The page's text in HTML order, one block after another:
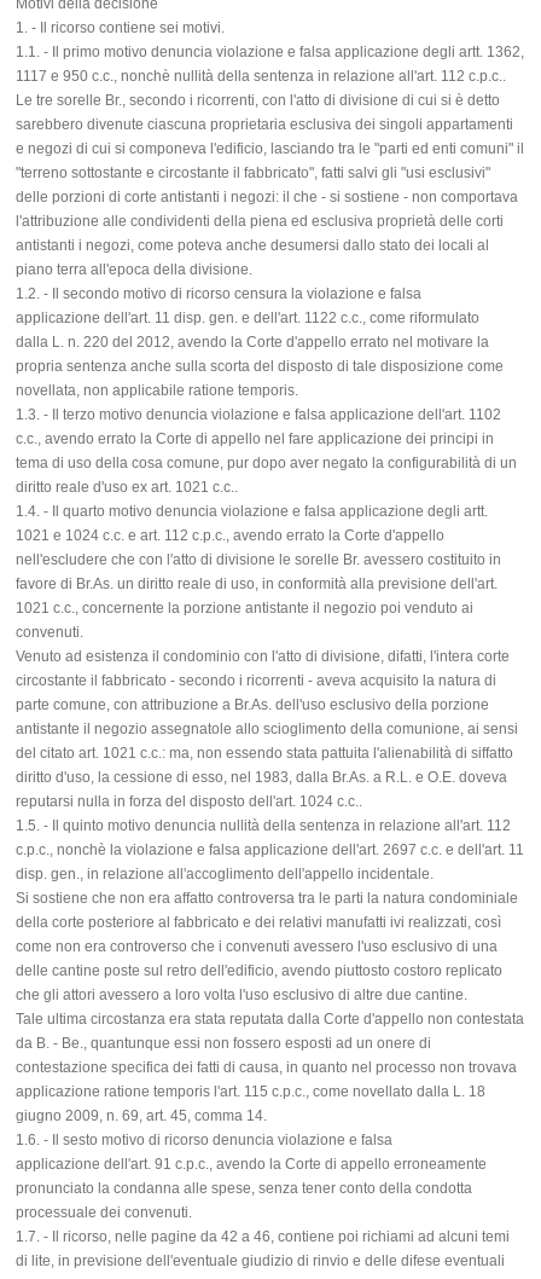
Motivi della decisione
1. - Il ricorso contiene sei motivi.
1.1. - Il primo motivo denuncia violazione e falsa applicazione degli artt. 1362,
1117 e 950 c.c., nonchè nullità della sentenza in relazione all'art. 112 c.p.c..
Le tre sorelle Br., secondo i ricorrenti, con l'atto di divisione di cui si è detto
sarebbero divenute ciascuna proprietaria esclusiva dei singoli appartamenti
e negozi di cui si componeva l'edificio, lasciando tra le "parti ed enti comuni" il
"terreno sottostante e circostante il fabbricato", fatti salvi gli "usi esclusivi"
delle porzioni di corte antistanti i negozi: il che - si sostiene - non comportava
l'attribuzione alle condividenti della piena ed esclusiva proprietà delle corti
antistanti i negozi, come poteva anche desumersi dallo stato dei locali al
piano terra all'epoca della divisione.
1.2. - Il secondo motivo di ricorso censura la violazione e falsa
applicazione dell'art. 11 disp. gen. e dell'art. 1122 c.c., come riformulato
dalla L. n. 220 del 2012, avendo la Corte d'appello errato nel motivare la
propria sentenza anche sulla scorta del disposto di tale disposizione come
novellata, non applicabile ratione temporis.
1.3. - Il terzo motivo denuncia violazione e falsa applicazione dell'art. 1102
c.c., avendo errato la Corte di appello nel fare applicazione dei principi in
tema di uso della cosa comune, pur dopo aver negato la configurabilità di un
diritto reale d'uso ex art. 1021 c.c..
1.4. - Il quarto motivo denuncia violazione e falsa applicazione degli artt.
1021 e 1024 c.c. e art. 112 c.p.c., avendo errato la Corte d'appello
nell'escludere che con l'atto di divisione le sorelle Br. avessero costituito in
favore di Br.As. un diritto reale di uso, in conformità alla previsione dell'art.
1021 c.c., concernente la porzione antistante il negozio poi venduto ai
convenuti.
Venuto ad esistenza il condominio con l'atto di divisione, difatti, l'intera corte
circostante il fabbricato - secondo i ricorrenti - aveva acquisito la natura di
parte comune, con attribuzione a Br.As. dell'uso esclusivo della porzione
antistante il negozio assegnatole allo scioglimento della comunione, ai sensi
del citato art. 1021 c.c.: ma, non essendo stata pattuita l'alienabilità di siffatto
diritto d'uso, la cessione di esso, nel 1983, dalla Br.As. a R.L. e O.E. doveva
reputarsi nulla in forza del disposto dell'art. 1024 c.c..
1.5. - Il quinto motivo denuncia nullità della sentenza in relazione all'art. 112
c.p.c., nonchè la violazione e falsa applicazione dell'art. 2697 c.c. e dell'art. 11
disp. gen., in relazione all'accoglimento dell'appello incidentale.
Si sostiene che non era affatto controversa tra le parti la natura condominiale
della corte posteriore al fabbricato e dei relativi manufatti ivi realizzati, così
come non era controverso che i convenuti avessero l'uso esclusivo di una
delle cantine poste sul retro dell'edificio, avendo piuttosto costoro replicato
che gli attori avessero a loro volta l'uso esclusivo di altre due cantine.
Tale ultima circostanza era stata reputata dalla Corte d'appello non contestata
da B. - Be., quantunque essi non fossero esposti ad un onere di
contestazione specifica dei fatti di causa, in quanto nel processo non trovava
applicazione ratione temporis l'art. 115 c.p.c., come novellato dalla L. 18
giugno 2009, n. 69, art. 45, comma 14.
1.6. - Il sesto motivo di ricorso denuncia violazione e falsa
applicazione dell'art. 91 c.p.c., avendo la Corte di appello erroneamente
pronunciato la condanna alle spese, senza tener conto della condotta
processuale dei convenuti.
1.7. - Il ricorso, nelle pagine da 42 a 46, contiene poi richiami ad alcuni temi
di lite, in previsione dell'eventuale giudizio di rinvio e delle difese eventuali